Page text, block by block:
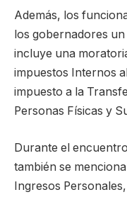
Además, los
los gobernadores
incluye una
impuestos Internos
impuesto a la
Personas Físicas y
Durante el
también se
Ingresos